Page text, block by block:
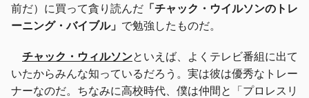
前だ）に買って貪り読んだ 「チャック・ウイルソンのトレ
ーニング・バイブル」 で勉強したものだ。
チャック・ウィルソンといえば、よくテレビ番組に出て
いたからみんな知っているだろう。実は彼は優秀なトレー
ナーなのだ。ちなみに高校時代、僕は仲間と「プロレスリ